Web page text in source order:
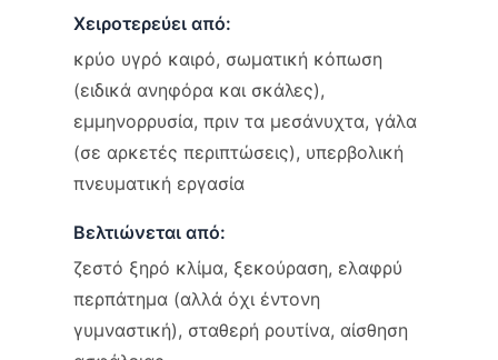
Χειροτερεύει από:
κρύο υγρό καιρό, σωματική κόπωση
(ειδικά ανηφόρα και σκάλες),
εμμηνορρυσία, πριν τα μεσάνυχτα, γάλα
(σε αρκετές περιπτώσεις), υπερβολική
πνευματική εργασία
Βελτιώνεται από:
ζεστό ξηρό κλίμα, ξεκούραση, ελαφρύ
περπάτημα (αλλά όχι έντονη
γυμναστική), σταθερή ρουτίνα, αίσθηση